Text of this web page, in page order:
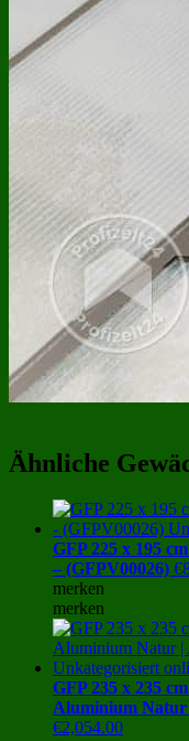
Ähnliche
GFP 225 x 195
– (GFPV00026) €
merken
merken
GFP 235 x 235
Aluminium Natur
€2,054.00